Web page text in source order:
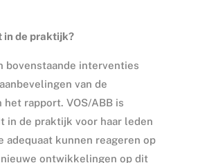
in de praktijk?
bovenstaande interventies
van de
het rapport. VOS/ABB is
in de praktijk voor haar leden
adequaat kunnen reageren op
ontwikkelingen op dit